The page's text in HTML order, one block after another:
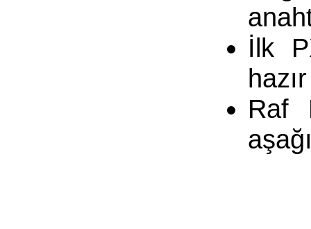
İlk
Raf